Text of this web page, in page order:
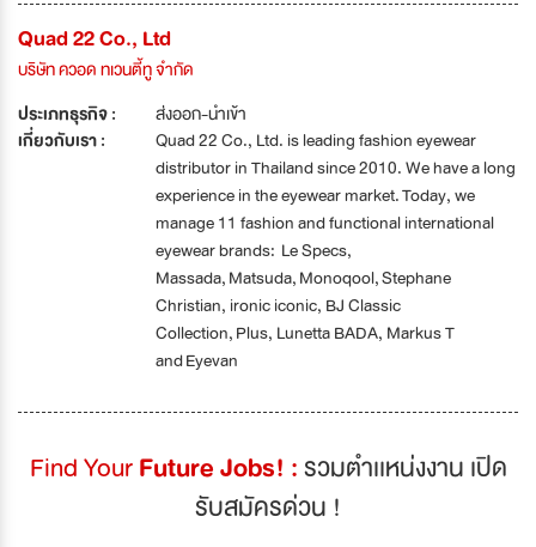
Quad 22 Co., Ltd
บริษัท ควอด ทเวนตี้ทู จำกัด
ประเภทธุรกิจ :
ส่งออก-นำเข้า
เกี่ยวกับเรา :
Quad 22 Co., Ltd. is leading fashion eyewear
distributor in Thailand since 2010. We have a long
experience in the eyewear market. Today, we
manage 11 fashion and functional international
eyewear brands: Le Specs,
Massada, Matsuda, Monoqool, Stephane
Christian, ironic iconic, BJ Classic
Collection, Plus, Lunetta BADA, Markus T
and Eyevan
Find YourFuture Jobs! :รวมตำเเหน่งงาน เปิด
รับสมัครด่วน !